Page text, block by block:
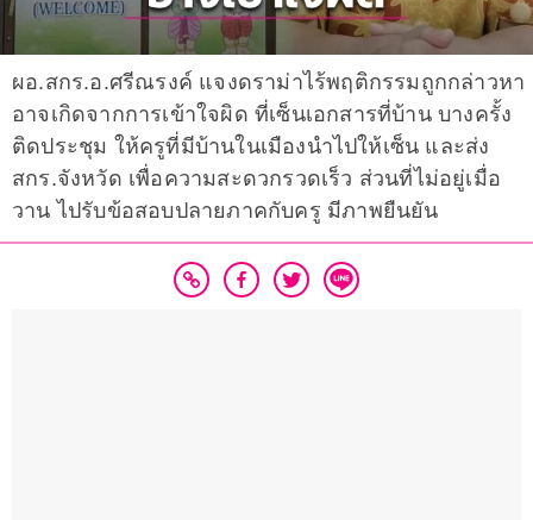
ผอ.สกร.อ.ศรีณรงค์ แจงดราม่าไร้พฤติกรรมถูกกล่าวหา
อาจเกิดจากการเข้าใจผิด ที่เซ็นเอกสารที่บ้าน บางครั้ง
ติดประชุม ให้ครูที่มีบ้านในเมืองนำไปให้เซ็น และส่ง
สกร.จังหวัด เพื่อความสะดวกรวดเร็ว ส่วนที่ไม่อยู่เมื่อ
วาน ไปรับข้อสอบปลายภาคกับครู มีภาพยืนยัน